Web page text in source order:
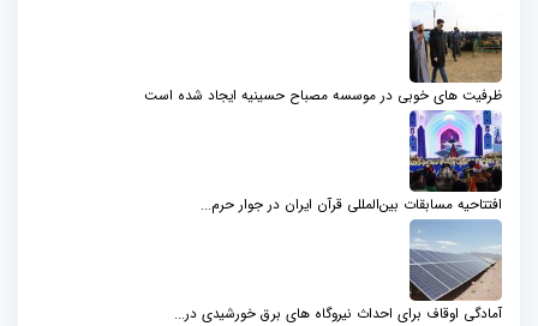
ظرفیت های خوبی در موسسه مصباح حسینیه ایجاد شده است
افتتاحیه مسابقات بین‌المللی قرآن ایران در جوار حرم...
آمادگی اوقاف برای احداث نیروگاه های برق خورشیدی در...